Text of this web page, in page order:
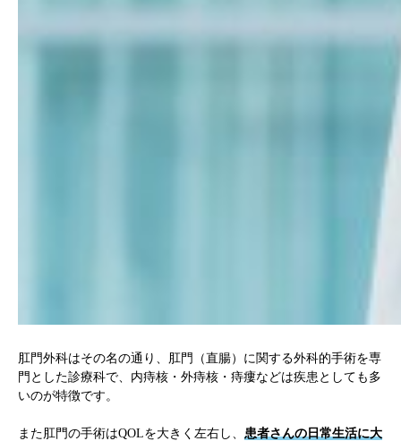
肛門外科はその名の通り、肛門（直腸）に関する外科的手術を専
門とした診療科で、内痔核・外痔核・痔瘻などは疾患としても多
いのが特徴です。
また肛門の手術はQOLを大きく左右し、 患者さんの日常生活に大